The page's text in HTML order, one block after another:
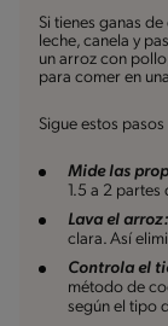
Si tienes ganas
leche, canela y
un arroz con
para comer en
Sigue estos
Mide las
1.5 a 2
Lava el arroz:
clara. Así
Controla el
método de
según el tipo